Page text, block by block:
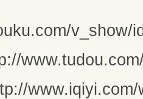
v_show/